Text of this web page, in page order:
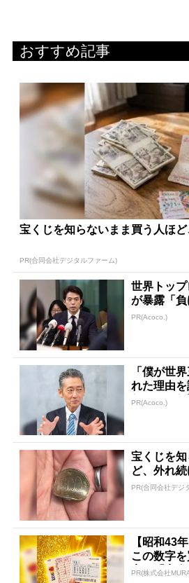
おすすめ記事
宝くじを知らないまま買う人ほ
PR(合同会社デジタルファーム)
世界トッ
が暴露「負
PR(Acoco.)
「僕が世
れた理由
任された伝
PR(Acoco.)
宝くじを
ど、外れ
PR(合同会社デジ
【昭和43
この数字
字が「完全
PR(株式会社